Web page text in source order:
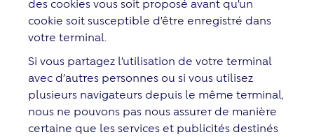
des cookies vous soit proposé avant qu’un
cookie soit susceptible d’être enregistré dans
votre terminal.
Si vous partagez l’utilisation de votre terminal
avec d’autres personnes ou si vous utilisez
plusieurs navigateurs depuis le même terminal,
nous ne pouvons pas nous assurer de manière
certaine que les services et publicités destinés